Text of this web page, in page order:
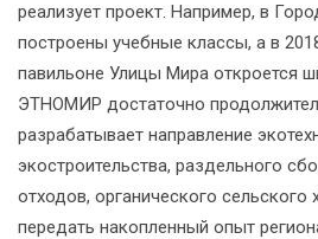
реализует проект. Например, в
построены учебные классы, а в
павильоне Улицы Мира откроется
ЭТНОМИР достаточно
разрабатывает направление
экостроительства, раздельного
отходов, органического сельского
передать накопленный опыт